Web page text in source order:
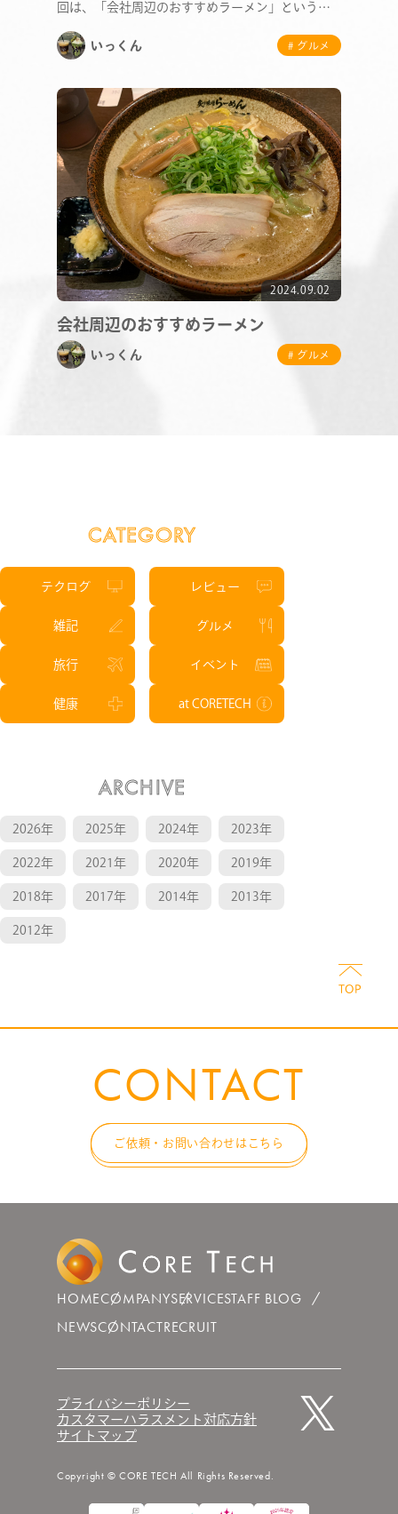
COMPANY
STAFF BLOG
NEWS
CONTACT
回は、「会社周辺のおすすめラーメン」という題
いっくん
# グルメ
2024.09.02
会社周辺のおすすめラーメン
いっくん # グルメ
CATEGORY
テクログ レビュー
雑記 グルメ
旅行 イベント
健康 at CORETECH
ARCHIVE
2026年 2025年 2024年 2023年
2022年 2021年 2020年 2019年
2018年 2017年 2014年 2013年
2012年
CONTACT
ご依頼・お問い合わせはこちら
HOMECOMPANYSERVICESTAFF BLOG
NEWSCONTACTRECRUIT
プライバシーポリシー
カスタマーハラスメント対応方針
サイトマップ
Copyright © CORE TECH All Rights Reserved.